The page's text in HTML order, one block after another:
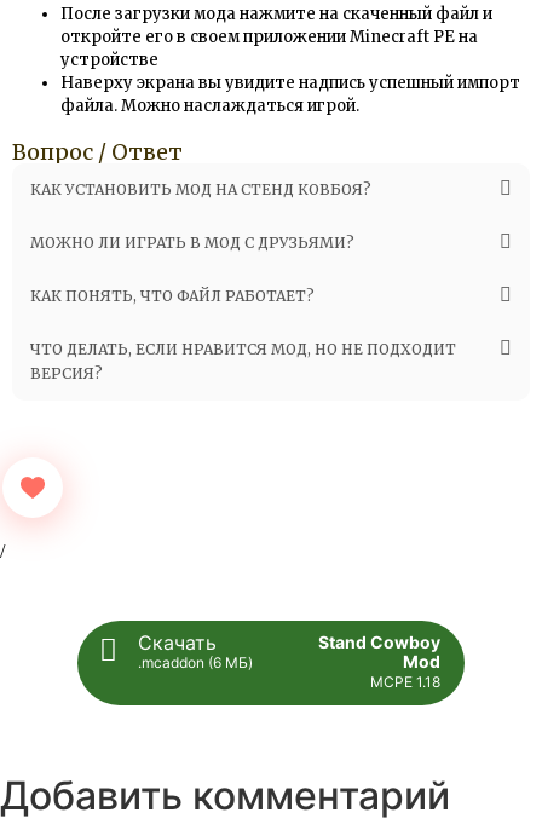
После загрузки мода нажмите на скаченный файл и
откройте его в своем приложении Minecraft PE на
устройстве
Наверху экрана вы увидите надпись успешный импорт
файла. Можно наслаждаться игрой.
Вопрос / Ответ
КАК УСТАНОВИТЬ МОД НА СТЕНД КОВБОЯ?
МОЖНО ЛИ ИГРАТЬ В МОД С ДРУЗЬЯМИ?
КАК ПОНЯТЬ, ЧТО ФАЙЛ РАБОТАЕТ?
ЧТО ДЕЛАТЬ, ЕСЛИ НРАВИТСЯ МОД, НО НЕ ПОДХОДИТ
ВЕРСИЯ?
Скачать
.mcaddon (6 МБ)
Stand Cowboy
Mod
MCPE 1.18
Добавить комментарий